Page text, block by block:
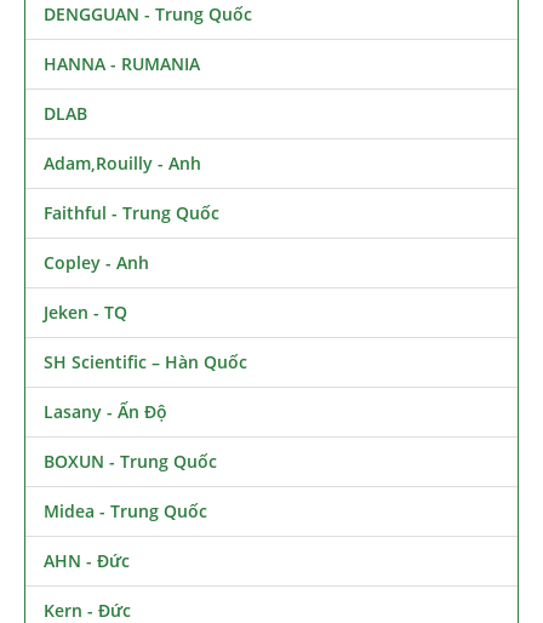
DENGGUAN - Trung Quốc
HANNA - RUMANIA
DLAB
Adam,Rouilly - Anh
Faithful - Trung Quốc
Copley - Anh
Jeken - TQ
SH Scientific – Hàn Quốc
Lasany - Ấn Độ
BOXUN - Trung Quốc
Midea - Trung Quốc
AHN - Đức
Kern - Đức